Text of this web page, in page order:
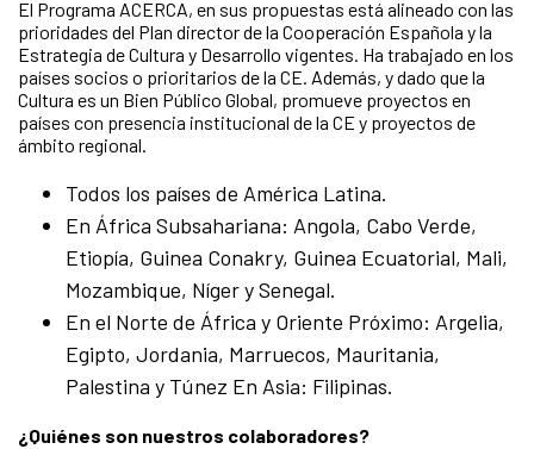
El Programa ACERCA, en sus propuestas está alineado con las
prioridades del Plan director de la Cooperación Española y la
Estrategia de Cultura y Desarrollo vigentes. Ha trabajado en los
países socios o prioritarios de la CE. Además, y dado que la
Cultura es un Bien Público Global, promueve proyectos en
países con presencia institucional de la CE y proyectos de
ámbito regional.
Todos los países de América Latina.
En África Subsahariana: Angola, Cabo Verde,
Etiopía, Guinea Conakry, Guinea Ecuatorial, Mali,
Mozambique, Níger y Senegal.
En el Norte de África y Oriente Próximo: Argelia,
Egipto, Jordania, Marruecos, Mauritania,
Palestina y Túnez En Asia: Filipinas.
¿Quiénes son nuestros colaboradores?